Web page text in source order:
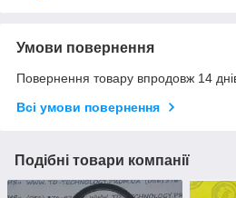
Умови повернення
Повернення товару впродовж 14
Всі умови повернення
Подібні товари компанії